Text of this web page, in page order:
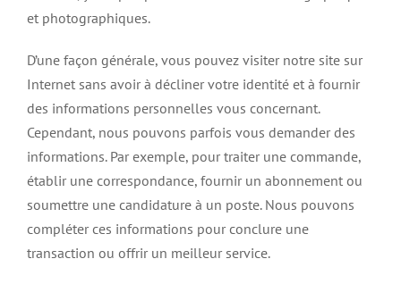
et photographiques.
D’une façon générale, vous pouvez visiter notre site sur
Internet sans avoir à décliner votre identité et à fournir
des informations personnelles vous concernant.
Cependant, nous pouvons parfois vous demander des
informations. Par exemple, pour traiter une commande,
établir une correspondance, fournir un abonnement ou
soumettre une candidature à un poste. Nous pouvons
compléter ces informations pour conclure une
transaction ou offrir un meilleur service.